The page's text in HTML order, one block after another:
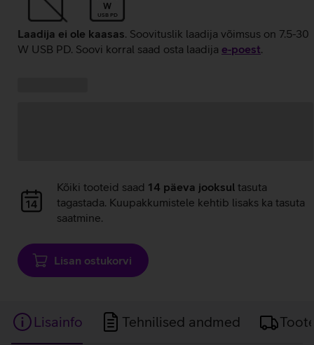
W
USB PD
Laadija ei ole kaasas. Soovituslik laadija võimsus on 7.5-30
W USB PD. Soovi korral saad osta laadija e‑poest.
Andmete
laadimine
Kõiki tooteid saad 14 päeva jooksul tasuta
tagastada. Kuupakkumistele kehtib lisaks ka tasuta
saatmine.
Lisan ostukorvi
Lisainfo Tehnilised andmed